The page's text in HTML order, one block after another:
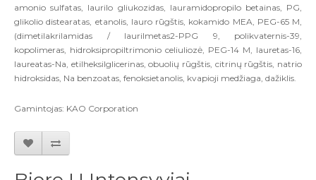
amonio sulfatas, laurilo gliukozidas, lauramidopropilo betainas, PG,
glikolio distearatas, etanolis, lauro rūgštis, kokamido MEA, PEG-65 M,
(dimetilakrilamidas / laurilmetas2-PPG 9, polikvaternis-39,
kopolimeras, hidroksipropiltrimonio celiuliozė, PEG-14 M, lauretas-16,
laureatas-Na, etilheksilglicerinas, obuolių rūgštis, citrinų rūgštis, natrio
hidroksidas, Na benzoatas, fenoksietanolis, kvapioji medžiaga, dažiklis.
Gamintojas: KAO Corporation